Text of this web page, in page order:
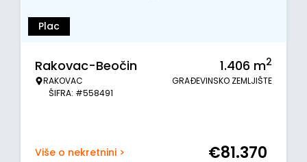
Plac
Rakovac-Beočin
RAKOVAC
ŠIFRA: #558491
1.406 m2
GRAĐEVINSKO ZEMLJIŠTE
Više o nekretnini > €81.370